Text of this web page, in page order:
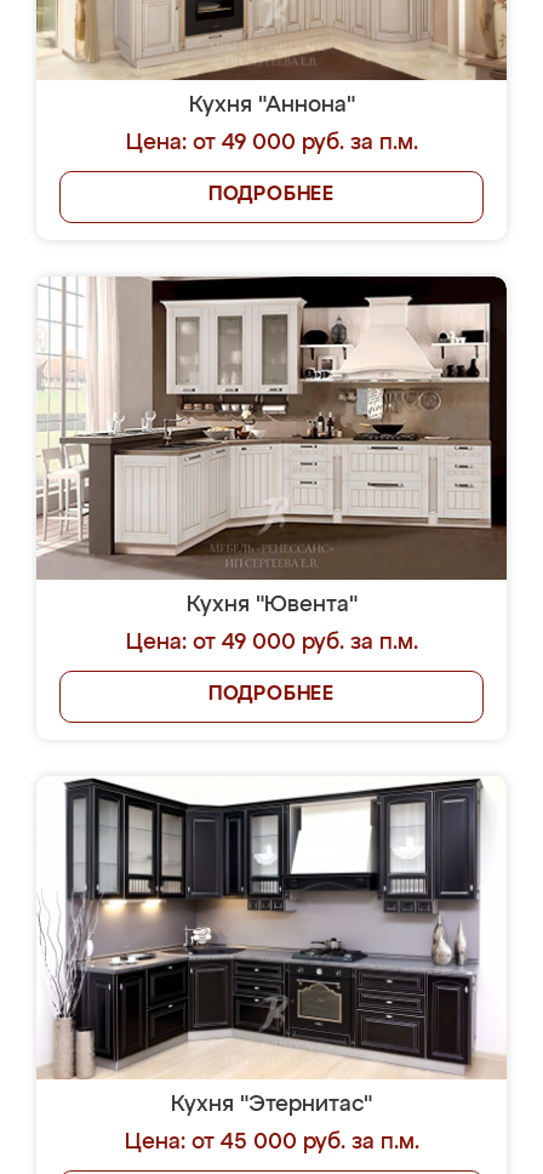
Кухня "Аннона"
Цена: от 49 000 руб. за п.м.
ПОДРОБНЕЕ
Кухня "Ювента"
Цена: от 49 000 руб. за п.м.
ПОДРОБНЕЕ
Кухня "Этернитас"
Цена: от 45 000 руб. за п.м.